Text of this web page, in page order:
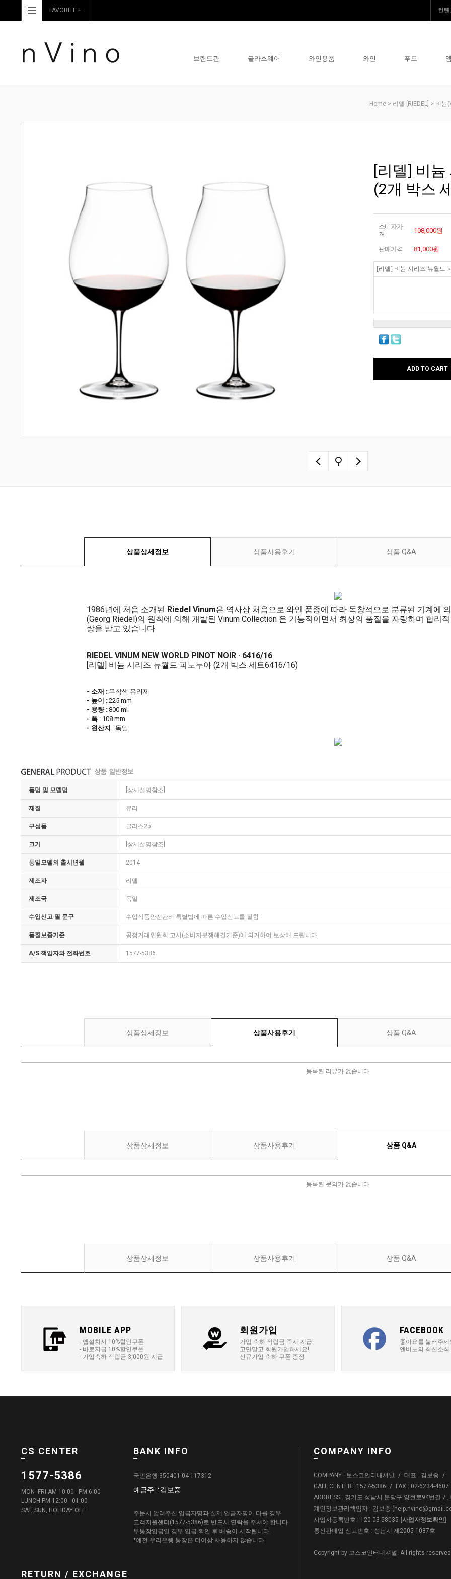
FAVORITE + 컨텐
브랜드관 글라스웨어 와인용품 와인 푸드
Home > 리델 [RIEDEL] > 비늄
[리델] 비
(2개 박스
소비자가
격
108,000원
판매가격 81,000원
[리델] 비늄 시리즈 뉴월드
ADD TO CART
상품상세정보 상품사용후기 상품 Q&A
1986년에 처음 소개된 Riedel Vinum은 역사상 처음으로 와인 품종에 따라 독창적으로 분류된 기계에
(Georg Riedel)의 원칙에 의해 개발된 Vinum Collection 은 기능적이면서 최상의 품질을 자랑하며 합리
랑을 받고 있습니다.
RIEDEL VINUM NEW WORLD PINOT NOIR · 6416/16
[리델] 비늄 시리즈 뉴월드 피노누아 (2개 박스 세트6416/16)
- 소재 : 무착색 유리제
- 높이 : 225 mm
- 용량: 800 ml
- 폭 : 108 mm
- 원산지 : 독일
품명 및 모델명 [상세설명참조]
재질 유리
구성품 글라스2p
크기 [상세설명참조]
동일모델의 출시년월 2014
제조자 리델
제조국 독일
수입신고 필 문구 수입식품안전관리 특별법에 따른 수입신고를 필함
품질보증기준 공정거래위원회 고시(소비자분쟁해결기준)에 의거하여 보상해 드립니다.
A/S 책임자와 전화번호 1577-5386
상품상세정보 상품사용후기 상품 Q&A
등록된 리뷰가 없습니다.
상품상세정보 상품사용후기 상품 Q&A
등록된 문의가 없습니다.
상품상세정보 상품사용후기 상품 Q&A
MOBILE APP
- 앱설치시 10%할인쿠폰
- 바로지급 10%할인쿠폰
- 가입축하 적립금 3,000원 지급
회원가입
가입 축하 적립금 즉시 지급!
고민말고 회원가입하세요!
신규가입 축하 쿠폰 증정
FACEBOOK
좋아요를 눌러주세
엔비노의 최신소식
CS CENTER
1577-5386
MON -FRI AM 10:00 - PM 6:00
LUNCH PM 12:00 - 01:00
SAT, SUN, HOLIDAY OFF
BANK INFO
국민은행 350401-04-117312
예금주 : : 김보중
주문시 알려주신 입금자명과 실제 입금자명이 다를 경우
고객지원센터(1577-5386)로 반드시 연락을 주셔야 합니다
무통장입금일 경우 입금 확인 후 배송이 시작됩니다.
*예전 우리은행 통장은 더이상 사용하지 않습니다.
RETURN / EXCHANGE
COMPANY INFO
COMPANY : 보스코인터내셔널 / 대표 : 김보중 /
CALL CENTER : 1577-5386 /
FAX : 02-6234-4607
ADDRESS : 경기도 성남시 분당구 양현로94번길 7
개인정보관리책임자 : 김보중 (
사업자등록번호 : 120-03-58035 [사업자정보확인]
통신판매업 신고번호 : 성남시 제2005-1037호
Copyright by 보스코인터내셔널. All rights